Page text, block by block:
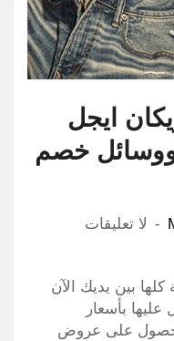
ايجل
ووسائل خصم
لا تعليقات
بين يديك الآن
بأسعار
الحصول على عروض